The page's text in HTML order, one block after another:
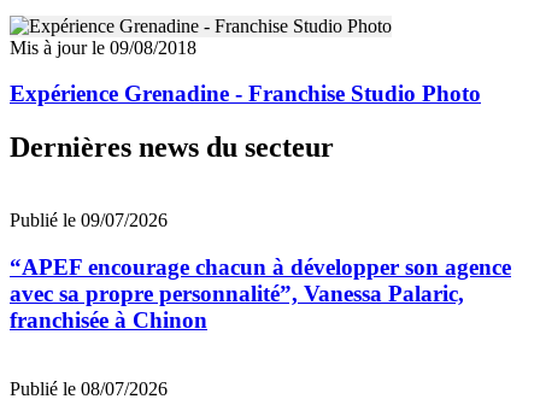
Mis à jour le 09/08/2018
Expérience Grenadine - Franchise Studio Photo
Dernières news du secteur
Publié le 09/07/2026
“APEF encourage chacun à développer son agence
avec sa propre personnalité”, Vanessa Palaric,
franchisée à Chinon
Publié le 08/07/2026